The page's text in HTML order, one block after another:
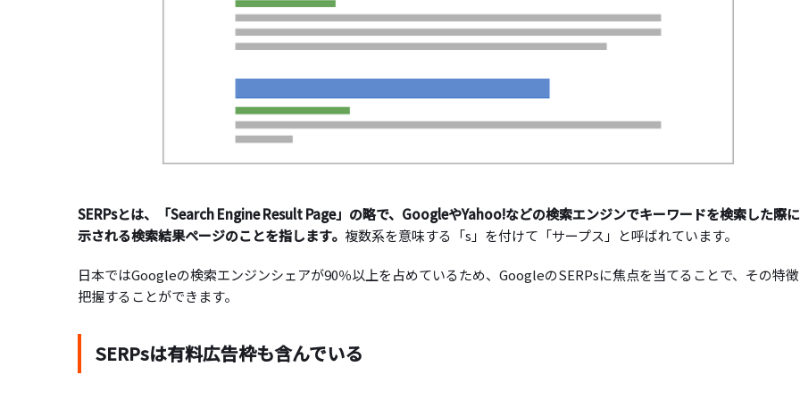
SERPsとは、「Search Engine Result Page」の略で、GoogleやYahoo!などの検索エンジンでキーワードを検索した際
示される検索結果ページのことを指します。 複数系を意味する「s」を付けて「サープス」と呼ばれています。
日本ではGoogleの検索エンジンシェアが90％以上を占めているため、GoogleのSERPsに焦点を当てることで、その特
把握することができます。
SERPsは有料広告枠も含んでいる